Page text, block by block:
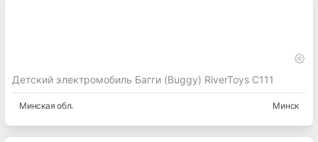
Детский электромобиль Багги (Buggy) RiverToys C111
Минская обл. Минск